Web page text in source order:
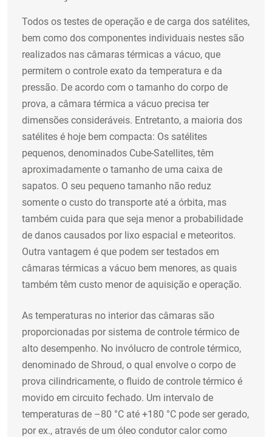
Todos os testes de operação e de carga dos satélites,
bem como dos componentes individuais nestes são
realizados nas câmaras térmicas a vácuo, que
permitem o controle exato da temperatura e da
pressão. De acordo com o tamanho do corpo de
prova, a câmara térmica a vácuo precisa ter
dimensões consideráveis. Entretanto, a maioria dos
satélites é hoje bem compacta: Os satélites
pequenos, denominados Cube-Satellites, têm
aproximadamente o tamanho de uma caixa de
sapatos. O seu pequeno tamanho não reduz
somente o custo do transporte até a órbita, mas
também cuida para que seja menor a probabilidade
de danos causados por lixo espacial e meteoritos.
Outra vantagem é que podem ser testados em
câmaras térmicas a vácuo bem menores, as quais
também têm custo menor de aquisição e operação.
As temperaturas no interior das câmaras são
proporcionadas por sistema de controle térmico de
alto desempenho. No invólucro de controle térmico,
denominado de Shroud, o qual envolve o corpo de
prova cilindricamente, o fluido de controle térmico é
movido em circuito fechado. Um intervalo de
temperaturas de –80 °C até +180 °C pode ser gerado,
por ex., através de um óleo condutor calor como